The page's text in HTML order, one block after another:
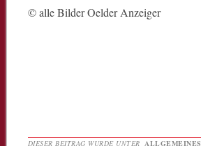
© alle Bilder Oelder Anzeiger
DIESER BEITRAG WURDE UNTER ALLGEMEINES